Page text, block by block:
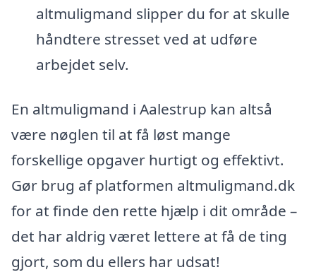
altmuligmand slipper du for at skulle
håndtere stresset ved at udføre
arbejdet selv.
En altmuligmand i Aalestrup kan altså
være nøglen til at få løst mange
forskellige opgaver hurtigt og effektivt.
Gør brug af platformen altmuligmand.dk
for at finde den rette hjælp i dit område –
det har aldrig været lettere at få de ting
gjort, som du ellers har udsat!